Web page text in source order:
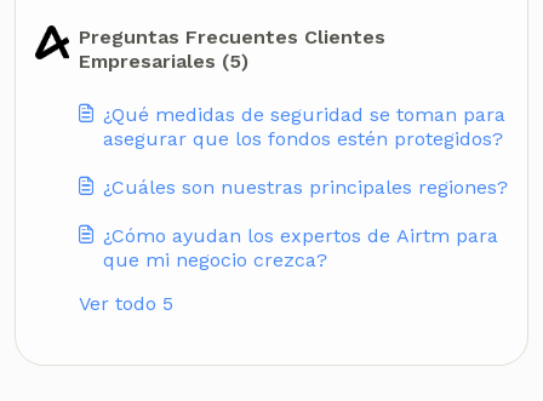
Preguntas Frecuentes Clientes
Empresariales (5)
¿Qué medidas de seguridad se toman para
asegurar que los fondos estén protegidos?
¿Cuáles son nuestras principales regiones?
¿Cómo ayudan los expertos de Airtm para
que mi negocio crezca?
Ver todo 5